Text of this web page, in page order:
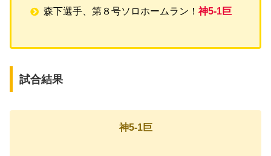
森下選手、第８号ソロホームラン！神5-1巨
試合結果
神5-1巨